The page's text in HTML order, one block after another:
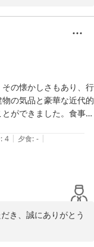
かなかった点につき
の案内体制やサービ
楽しみ頂けた事が救
の糧とし、より快適
ます。
いただけますと幸い
お部屋や眺望、建物
たご様子を伺い、私
おかけしましたこ
だけるよう努めてま
適なご滞在を提供で
ります。
の懐かしさもあり、行
の気品と豪華な近代的
ができました。食事は
の伝統的な味と雰囲気
スができるものがあれ
: 4 | 夕食: - |
き、誠にありがとう